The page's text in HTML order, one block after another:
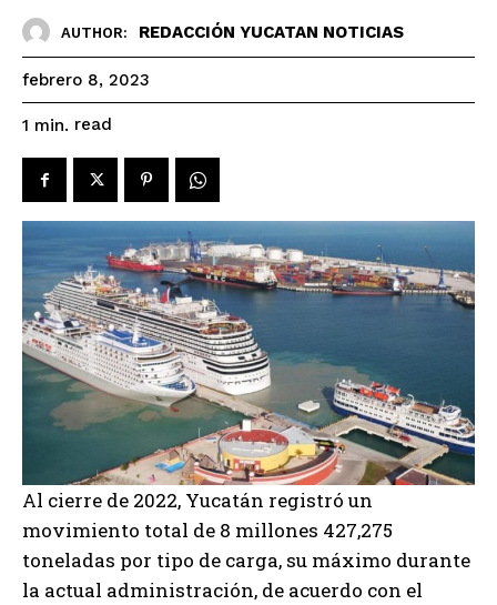
AUTHOR: REDACCIÓN YUCATAN NOTICIAS
febrero 8, 2023
1 min. read
Al cierre de 2022, Yucatán registró un
movimiento total de 8 millones 427,275
toneladas por tipo de carga, su máximo durante
la actual administración, de acuerdo con el